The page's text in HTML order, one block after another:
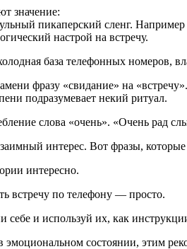
значение:
пикаперский сленг.
настрой на встречу.
база телефонных номеров,
фразу «свидание» на
подразумевает некий ритуал.
слова «очень». «Очень рад
интерес. Вот фразы,
интересно.
встречу по телефону — просто.
себе и используй их, как
эмоциональном состоянии, этим